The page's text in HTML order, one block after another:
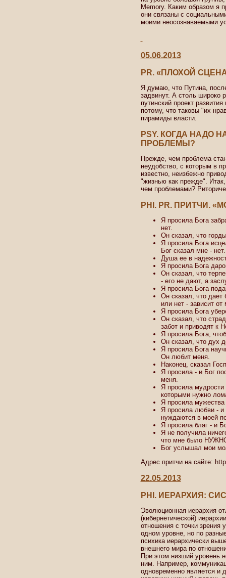
Memory. Каким образом я
они связаны с
моими неосознаваемыми
05.06.2013
PR. «ПЛОХОЙ
Я думаю, что Путина,
задвинут. А столь широко
путинский проект
потому, что таковы "их
пирамиды власти.
PSY. КОГДА НАДО
ПРОБЛЕМЫ?
Прежде, чем проблема
неудобство, с которым в
известно, неизбежно
"жизнью как прежде".
чем проблемами?
PHI. PR. ПРИТЧИ.
Я просила Бога
нет.
Он сказал, что
Я просила Бога
Бог сказал мне - нет.
Душа ее в
Я просила Бога
Он сказал, что
- его не дают, а
Я просила Бога
Он сказал, что дает
или нет - зависит от
Я просила Бога
Он сказал, что
забот и приводят к
Я просила Бога,
Он сказал, что дух
Я просила Бога
Он любит меня.
Наконец, сказал
Я просила - и Бог
меня.
Я просила
которыми нужно
Я просила
Я просила любви - и
нуждаются в моей
Я просила благ - и
Я не получила
что мне было
Бог услышал мои
Адрес притчи на сайте:
22.05.2013
PHI. ИЕРАРХИЯ:
Эволюционная иерархия
(кибернетической)
отношения с точки зрения
одном уровне, но по
психика иерархически
внешнего мира по
При этом низший уровень
ним. Например,
одновременно является и